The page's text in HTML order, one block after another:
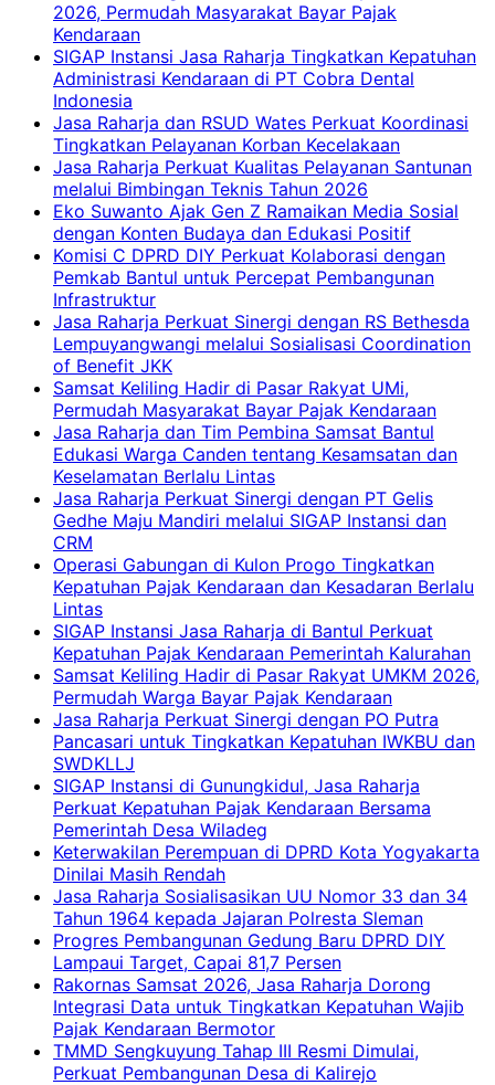
2026, Permudah Masyarakat Bayar Pajak
Kendaraan
SIGAP Instansi Jasa Raharja Tingkatkan Kepatuhan
Administrasi Kendaraan di PT Cobra Dental
Indonesia
Jasa Raharja dan RSUD Wates Perkuat Koordinasi
Tingkatkan Pelayanan Korban Kecelakaan
Jasa Raharja Perkuat Kualitas Pelayanan Santunan
melalui Bimbingan Teknis Tahun 2026
Eko Suwanto Ajak Gen Z Ramaikan Media Sosial
dengan Konten Budaya dan Edukasi Positif
Komisi C DPRD DIY Perkuat Kolaborasi dengan
Pemkab Bantul untuk Percepat Pembangunan
Infrastruktur
Jasa Raharja Perkuat Sinergi dengan RS Bethesda
Lempuyangwangi melalui Sosialisasi Coordination
of Benefit JKK
Samsat Keliling Hadir di Pasar Rakyat UMi,
Permudah Masyarakat Bayar Pajak Kendaraan
Jasa Raharja dan Tim Pembina Samsat Bantul
Edukasi Warga Canden tentang Kesamsatan dan
Keselamatan Berlalu Lintas
Jasa Raharja Perkuat Sinergi dengan PT Gelis
Gedhe Maju Mandiri melalui SIGAP Instansi dan
CRM
Operasi Gabungan di Kulon Progo Tingkatkan
Kepatuhan Pajak Kendaraan dan Kesadaran Berlalu
Lintas
SIGAP Instansi Jasa Raharja di Bantul Perkuat
Kepatuhan Pajak Kendaraan Pemerintah Kalurahan
Samsat Keliling Hadir di Pasar Rakyat UMKM 2026,
Permudah Warga Bayar Pajak Kendaraan
Jasa Raharja Perkuat Sinergi dengan PO Putra
Pancasari untuk Tingkatkan Kepatuhan IWKBU dan
SWDKLLJ
SIGAP Instansi di Gunungkidul, Jasa Raharja
Perkuat Kepatuhan Pajak Kendaraan Bersama
Pemerintah Desa Wiladeg
Keterwakilan Perempuan di DPRD Kota Yogyakarta
Dinilai Masih Rendah
Jasa Raharja Sosialisasikan UU Nomor 33 dan 34
Tahun 1964 kepada Jajaran Polresta Sleman
Progres Pembangunan Gedung Baru DPRD DIY
Lampaui Target, Capai 81,7 Persen
Rakornas Samsat 2026, Jasa Raharja Dorong
Integrasi Data untuk Tingkatkan Kepatuhan Wajib
Pajak Kendaraan Bermotor
TMMD Sengkuyung Tahap III Resmi Dimulai,
Perkuat Pembangunan Desa di Kalirejo